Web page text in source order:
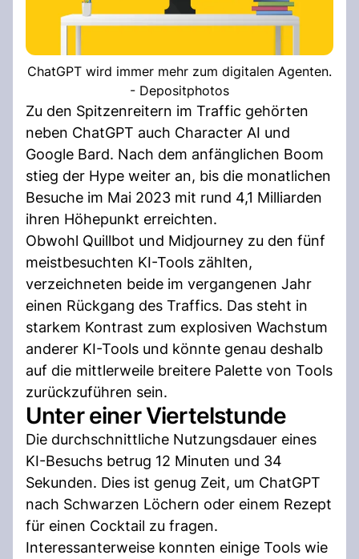
ChatGPT wird immer mehr zum digitalen Agenten.
- Depositphotos
Zu den Spitzenreitern im Traffic gehörten
neben ChatGPT auch Character AI und
Google Bard. Nach dem anfänglichen Boom
stieg der Hype weiter an, bis die monatlichen
Besuche im Mai 2023 mit rund 4,1 Milliarden
ihren Höhepunkt erreichten.
Obwohl Quillbot und Midjourney zu den fünf
meistbesuchten KI-Tools zählten,
verzeichneten beide im vergangenen Jahr
einen Rückgang des Traffics. Das steht in
starkem Kontrast zum explosiven Wachstum
anderer KI-Tools und könnte genau deshalb
auf die mittlerweile breitere Palette von Tools
zurückzuführen sein.
Unter einer Viertelstunde
Die durchschnittliche Nutzungsdauer eines
KI-Besuchs betrug 12 Minuten und 34
Sekunden. Dies ist genug Zeit, um ChatGPT
nach Schwarzen Löchern oder einem Rezept
für einen Cocktail zu fragen.
Interessanterweise konnten einige Tools wie